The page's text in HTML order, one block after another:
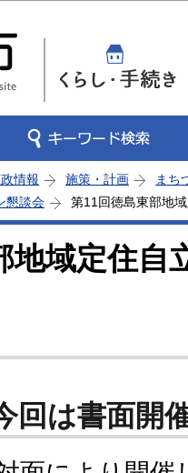
情報 施策・計画
まち
懇談会
第11回徳島東部地
地域定住自
回は書面開